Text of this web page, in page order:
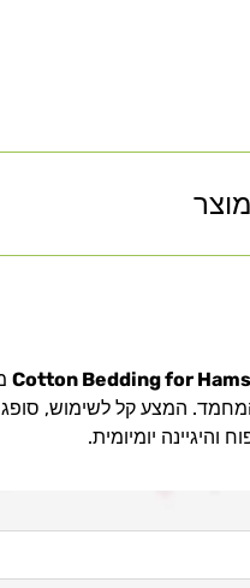
Cotton Bedding for
המצע קל לשימוש, סופג
יומיומית.